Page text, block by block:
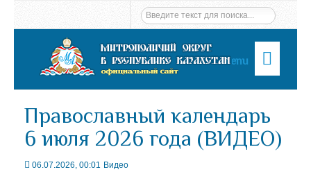
Menu
Православный календарь
6 июля 2026 года (ВИДЕО)
06.07.2026, 00:01 Видео